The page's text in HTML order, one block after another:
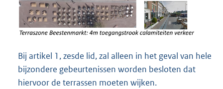
Bij artikel 1, zesde lid, zal alleen in het geval van hele
bijzondere gebeurtenissen worden besloten dat
hiervoor de terrassen moeten wijken.